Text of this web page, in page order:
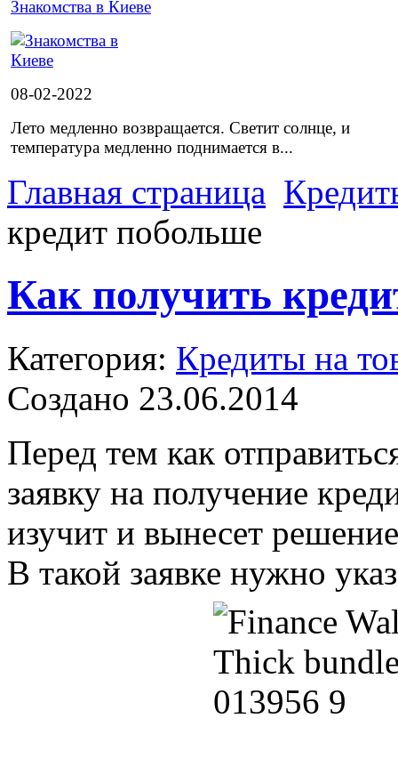
Знакомства в Киеве
08-02-2022
Лето медленно возвращается. Светит солнце, и
температура медленно поднимается в...
Главная страница
кредит побольше
Как получить
Категория: Кредиты на
Создано 23.06.2014
Перед тем как
заявку на получение
изучит и вынесет
В такой заявке нужно